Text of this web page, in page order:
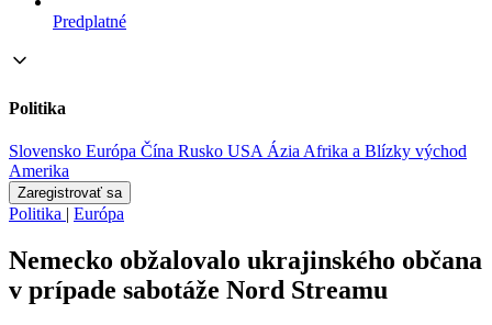
Predplatné
Politika
Slovensko Európa Čína Rusko USA ÁziaAfrika a Blízky východ
Amerika
Zaregistrovať sa
Politika | Európa
Nemecko obžalovalo ukrajinského občana
v prípade sabotáže Nord Streamu